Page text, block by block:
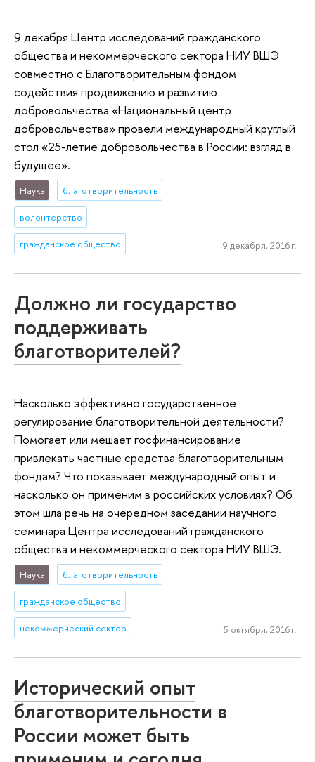
9 декабря Центр исследований гражданского
общества и некоммерческого сектора НИУ ВШЭ
совместно с Благотворительным фондом
содействия продвижению и развитию
добровольчества «Национальный центр
добровольчества» провели международный круглый
стол «25-летие добровольчества в России: взгляд в
будущее».
Наука благотворительность
волонтерство
гражданское общество 9 декабря, 2016 г.
Должно ли государство
поддерживать
благотворителей?
Насколько эффективно государственное
регулирование благотворительной деятельности?
Помогает или мешает госфинансирование
привлекать частные средства благотворительным
фондам? Что показывает международный опыт и
насколько он применим в российских условиях? Об
этом шла речь на очередном заседании научного
семинара Центра исследований гражданского
общества и некоммерческого сектора НИУ ВШЭ.
Наука благотворительность
гражданское общество
некоммерческий сектор 5 октября, 2016 г.
Исторический опыт
благотворительности в
России может быть